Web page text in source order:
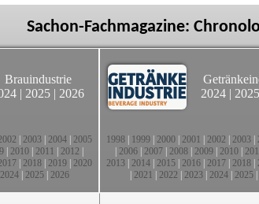
Sachon-Fachmagazine:
Brauindustrie
| 2025 | 2026
2003 2004 2005
2010 2011 2012
2018 2019 2020
2024| 2025| 2026
2024 | 2025
1998 1999 2000 2001 2002 2003
2006 2007 2008 2009 2010
2013 2014 2015 2016 2017 2018
2021 2022 2023| 2024| 2025|